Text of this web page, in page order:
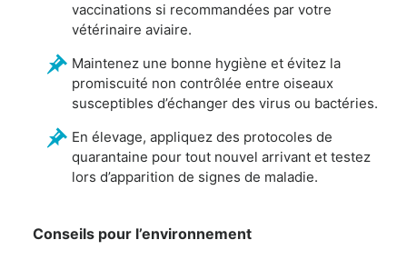
vaccinations si recommandées par votre
vétérinaire aviaire.
Maintenez une bonne hygiène et évitez la
promiscuité non contrôlée entre oiseaux
susceptibles d’échanger des virus ou bactéries.
En élevage, appliquez des protocoles de
quarantaine pour tout nouvel arrivant et testez
lors d’apparition de signes de maladie.
Conseils pour l’environnement